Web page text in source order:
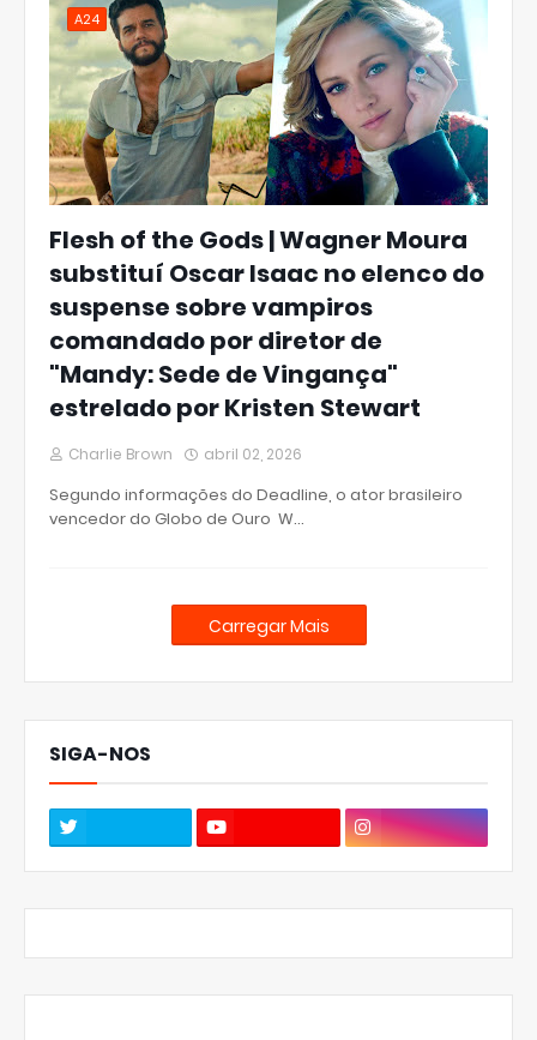
A24
Flesh of the Gods | Wagner Moura
substituí Oscar Isaac no elenco do
suspense sobre vampiros
comandado por diretor de
"Mandy: Sede de Vingança"
estrelado por Kristen Stewart
Charlie Brown abril 02, 2026
Segundo informações do Deadline, o ator brasileiro
vencedor do Globo de Ouro W…
Carregar Mais
SIGA-NOS